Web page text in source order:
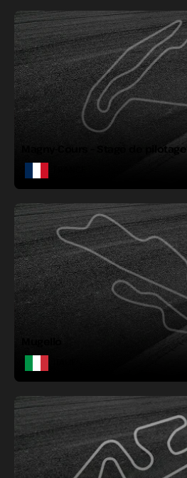
Magny-Cours – Stage de pilotage
LONGUEUR :
LARGEUR :
VIRAGES :
LONGUEUR :
LARGEUR :
VIRAGES :
LONGUEUR :